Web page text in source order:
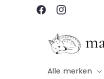
Meteen
naar deFacebookInstagram
Alle merken